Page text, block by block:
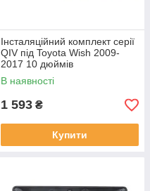
Інсталяційний комплект серії
QIV під Toyota Wish 2009-
2017 10 дюймів
В наявності
1 593 ₴
Купити